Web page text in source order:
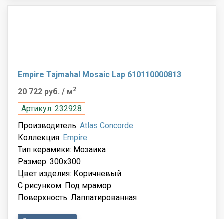
Empire Tajmahal Mosaic Lap 610110000813
20 722 руб. / м2
Артикул: 232928
Производитель: Atlas Concorde
Коллекция: Empire
Тип керамики: Мозаика
Размер: 300x300
Цвет изделия: Коричневый
С рисунком: Под мрамор
Поверхность: Лаппатированная